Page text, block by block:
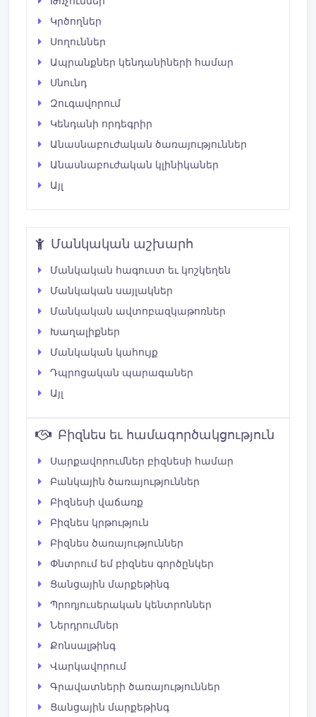
Կրծողներ
Սողուններ
Ապրանքներ կենդանիների համար
Սնունդ
Զուգավորում
Կենդանի որդեգրիր
Անասնաբուժական ծառայություններ
Անասնաբուժական կլինիկաներ
Այլ
Մանկական աշխարհ
Մանկական հագուստ եւ կոշկեղեն
Մանկական սայլակներ
Մանկական ավտոբազկաթոռներ
Խաղալիքներ
Մանկական կահույք
Դպրոցական պարագաներ
Այլ
Բիզնես եւ համագործակցություն
Սարքավորումներ բիզնեսի համար
Բանկային ծառայություններ
Բիզնեսի վաճառք
Բիզնես կրթություն
Բիզնես ծառայություններ
Փնտրում եմ բիզնես գործընկեր
Ցանցային մարքեթինգ
Պրոդյուսերական կենտրոններ
Ներդրումներ
Քոնսալթինգ
Վարկավորում
Գրավատների ծառայություններ
Ցանցային մարքեթինգ